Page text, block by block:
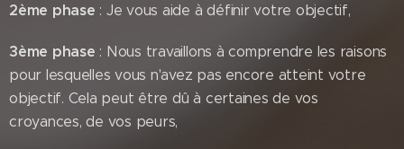
2ème phase : Je vous aide à définir votre objectif,
3ème phase : Nous travaillons à comprendre les raisons
pour lesquelles vous n'avez pas encore atteint votre
objectif. Cela peut être dû à certaines de vos
croyances, de vos peurs,